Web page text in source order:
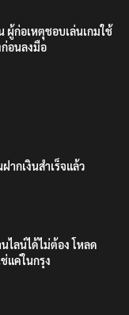
ผู้ก่อเหตุชอบเล่นเกมใช้
อนลงมือ
ากเงินสำเร็จแล้ว
ไลน์ได้ไม่ต้อง โหลด
แค่ในกรุง